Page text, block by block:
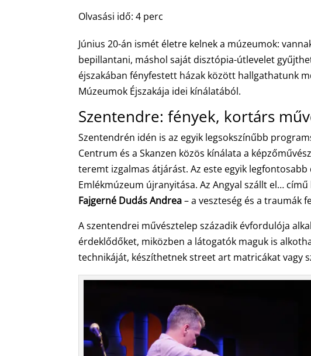
Olvasási idő:4 perc
Június 20-án ismét életre kelnek a múzeumok:
bepillantani, máshol saját disztópia-útlevelet
éjszakában fényfestett házak között hallgathatunk
Múzeumok Éjszakája idei kínálatából.
Szentendre: fények, kortárs
Szentendrén idén is az egyik legsokszínűbb
Centrum és a Skanzen közös kínálata a
teremt izgalmas átjárást. Az este egyik
Emlékmúzeum újranyitása. Az Angyal szállt el…
Fajgerné Dudás Andrea– a veszteség és a traumák
A szentendrei művésztelep századik évfordulója
érdeklődőket, miközben a látogatók maguk is
technikáját, készíthetnek street art matricákat vagy